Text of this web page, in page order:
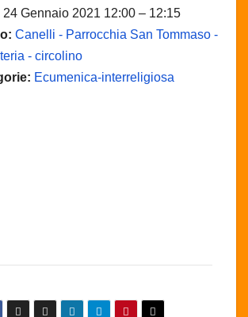
24 Gennaio 2021 12:00 – 12:15
Canelli - Parrocchia San Tommaso -
- circolino
Ecumenica-interreligiosa